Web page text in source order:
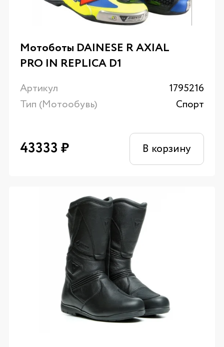
Мотоботы DAINESE R AXIAL
PRO IN REPLICA D1
Артикул
1795216
Тип (Мотообувь)
Спорт
43333 ₽ В корзину